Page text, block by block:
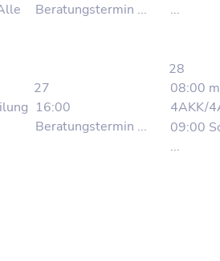
Beratungstermin ...
...
27
16:00
Beratungstermin ...
28
08:00
4AKK/
09:00
...